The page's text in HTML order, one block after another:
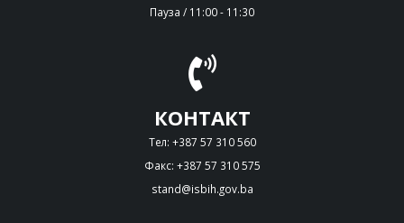
Пауза / 11:00 - 11:30
КОНТАКТ
Тел: +387 57 310 560
Факс: +387 57 310 575
stand@isbih.gov.ba